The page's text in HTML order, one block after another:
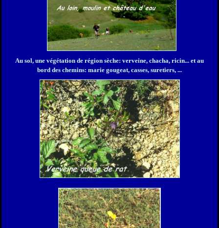
Au sol, une végétation de région sèche: verveine, chacha, ricin... et au
bord des chemins: marie gougeat, casses, suretiers, ...